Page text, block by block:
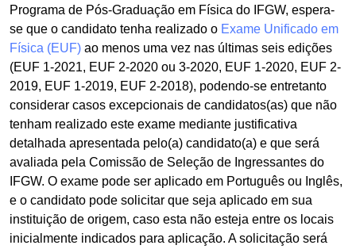
Programa de Pós-Graduação em Física do IFGW, espera-
se que o candidato tenha realizado o Exame Unificado em
Física (EUF) ao menos uma vez nas últimas seis edições
(EUF 1-2021, EUF 2-2020 ou 3-2020, EUF 1-2020, EUF 2-
2019, EUF 1-2019, EUF 2-2018), podendo-se entretanto
considerar casos excepcionais de candidatos(as) que não
tenham realizado este exame mediante justificativa
detalhada apresentada pelo(a) candidato(a) e que será
avaliada pela Comissão de Seleção de Ingressantes do
IFGW. O exame pode ser aplicado em Português ou Inglês,
e o candidato pode solicitar que seja aplicado em sua
instituição de origem, caso esta não esteja entre os locais
inicialmente indicados para aplicação. A solicitação será